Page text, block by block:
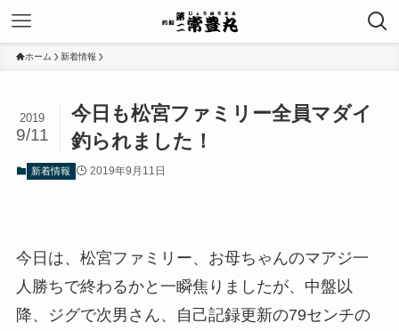
ホーム 新着情報
今日も松宮ファミリー全員マダイ
釣られました！
2019
9/11
新着情報 2019年9月11日
今日は、松宮ファミリー、お母ちゃんのマアジ一
人勝ちで終わるかと一瞬焦りましたが、中盤以
降、ジグで次男さん、自己記録更新の79センチの